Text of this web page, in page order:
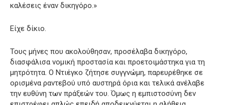
καλέσεις έναν δικηγόρο.»
Είχε δίκιο.
Τους μήνες που ακολούθησαν, προσέλαβα δικηγόρο,
διασφάλισα νομική προστασία και προετοιμάστηκα για τη
μητρότητα. Ο Ντιέγκο ζήτησε συγγνώμη, παρευρέθηκε σε
ορισμένα ραντεβού υπό αυστηρά όρια και τελικά ανέλαβε
την ευθύνη των πράξεών του. Όμως η εμπιστοσύνη δεν